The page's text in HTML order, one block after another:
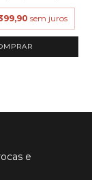
sem juros
e